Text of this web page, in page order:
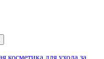
косметика для ухода за